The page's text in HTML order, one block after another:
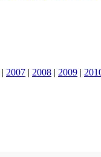
| 2007 | 2008 | 2009 |